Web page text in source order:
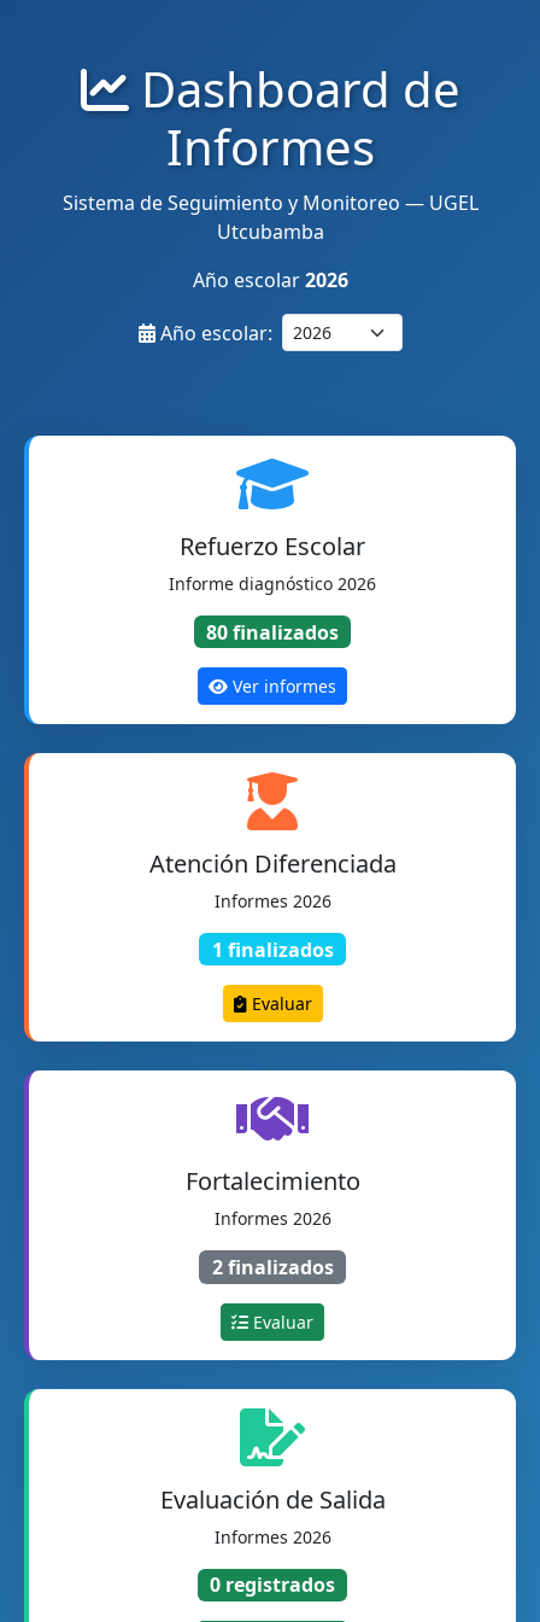
Dashboard de
Informes
Sistema de Seguimiento y Monitoreo — UGEL
Utcubamba
Año escolar2026
Año escolar:
Refuerzo Escolar
Informe diagnóstico 2026
80 finalizados
Ver informes
Atención Diferenciada
Informes 2026
1 finalizados
Evaluar
Fortalecimiento
Informes 2026
2 finalizados
Evaluar
Evaluación de Salida
Informes 2026
0 registrados